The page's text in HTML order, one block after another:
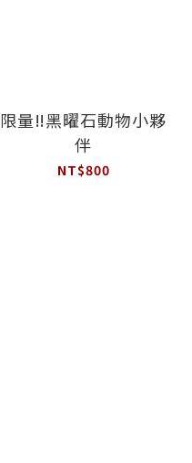
限量‼️黑曜石動物小夥
伴
NT$800